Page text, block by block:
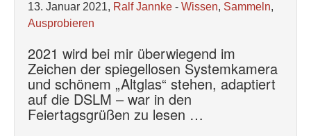
13. Januar 2021, Ralf Jannke - Wissen, Sammeln,
Ausprobieren
2021 wird bei mir überwiegend im
Zeichen der spiegellosen Systemkamera
und schönem „Altglas“ stehen, adaptiert
auf die DSLM – war in den
Feiertagsgrüßen zu lesen …